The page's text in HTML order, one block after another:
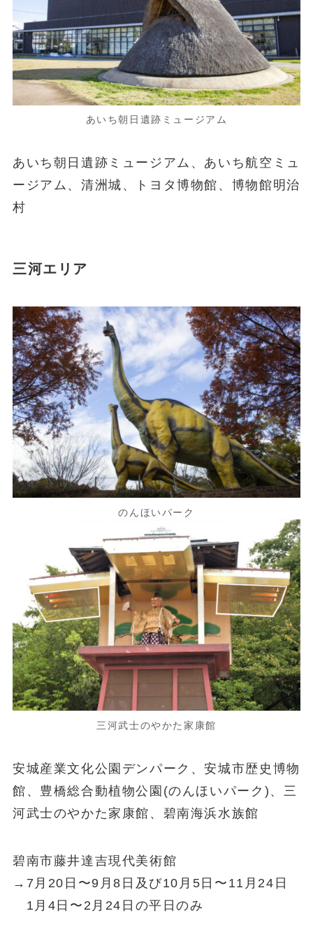
あいち朝日遺跡ミュージアム
あいち朝日遺跡ミュージアム、あいち航空ミュ
ージアム、清洲城、トヨタ博物館、博物館明治
村
三河エリア
のんほいパーク
三河武士のやかた家康館
安城産業文化公園デンパーク、安城市歴史博物
館、豊橋総合動植物公園(のんほいパーク)、三
河武士のやかた家康館、碧南海浜水族館
碧南市藤井達吉現代美術館
→7月20日〜9月8日及び10月5日〜11月24日
1月4日〜2月24日の平日のみ